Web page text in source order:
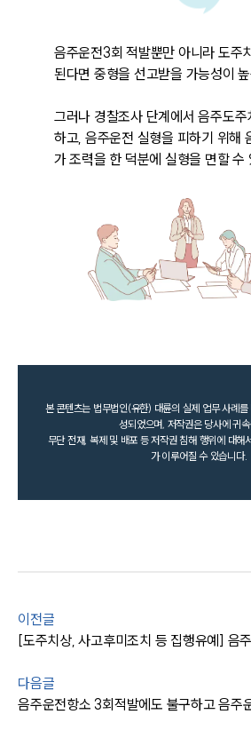
음주운전3회 적발뿐만 아니라 도주
된다면 중형을 선고받을 가능성이
그러나 경찰조사 단계에서 음주도주
하고, 음주운전 실형을 피하기 위해
가 조력을 한 덕분에 실형을 면할 수
본 콘텐츠는 법무법인(유한) 대륜의 실제 업무 사례
성되었으며, 저작권은 당사에 귀
무단 전재, 복제 및 배포 등 저작권 침해 행위에 대해
가 이루어질 수 있습니다.
이전글
다음글
음주운전항소 3회적발에도 불구하고 음주